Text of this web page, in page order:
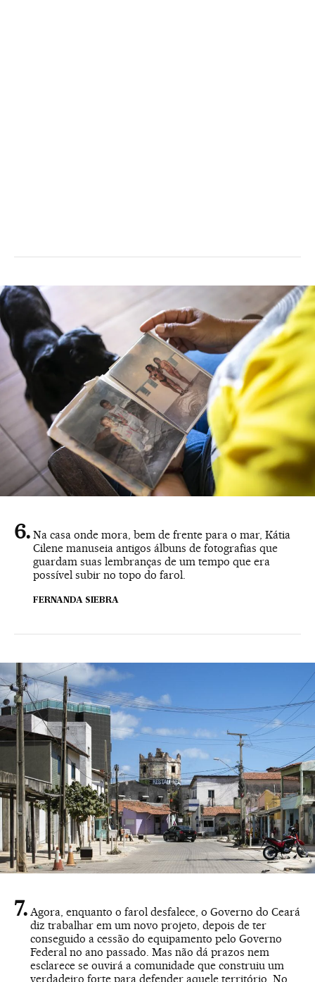
Na casa onde mora, bem de frente para o mar, Kátia
Cilene manuseia antigos álbuns de fotografias que
guardam suas lembranças de um tempo que era
possível subir no topo do farol.
FERNANDA SIEBRA
Agora, enquanto o farol desfalece, o Governo do Ceará
diz trabalhar em um novo projeto, depois de ter
conseguido a cessão do equipamento pelo Governo
Federal no ano passado. Mas não dá prazos nem
esclarece se ouvirá a comunidade que construiu um
verdadeiro forte para defender aquele território. No